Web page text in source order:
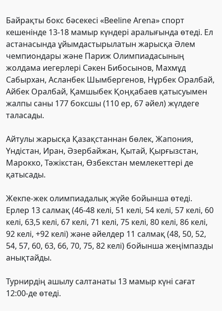
Байрақты бокс бәсекесі «Beeline Arena» спорт
кешенінде 13-18 мамыр күндері аралығында өтеді. Ел
астанасында ұйымдастырылатын жарысқа Әлем
чемпиондары және Париж Олимпиадасының
жолдама иегерлері Сәкен Бибосынов, Махмұд
Сабырхан, Асланбек Шымбергенов, Нұрбек Оралбай,
Айбек Оралбай, Қамшыбек Қоңқабаев қатысуымен
жалпы саны 177 боксшы (110 ер, 67 әйел) жүлдеге
таласады.
Айтулы жарысқа Қазақстаннан бөлек, Жапония,
Үндістан, Иран, Әзербайжан, Қытай, Қырғызстан,
Марокко, Тәжікстан, Өзбекстан мемлекеттері де
қатысады.
Жекпе-жек олимпиадалық жүйе бойынша өтеді.
Ерлер 13 салмақ (46-48 келі, 51 келі, 54 келі, 57 келі, 60
келі, 63,5 келі, 67 келі, 71 келі, 75 келі, 80 келі, 86 келі,
92 келі, +92 келі) және әйелдер 11 салмақ (48, 50, 52,
54, 57, 60, 63, 66, 70, 75, 82 келі) бойынша жеңімпазды
анықтайды.
Турнирдің ашылу салтанаты 13 мамыр күні сағат
12:00-де өтеді.